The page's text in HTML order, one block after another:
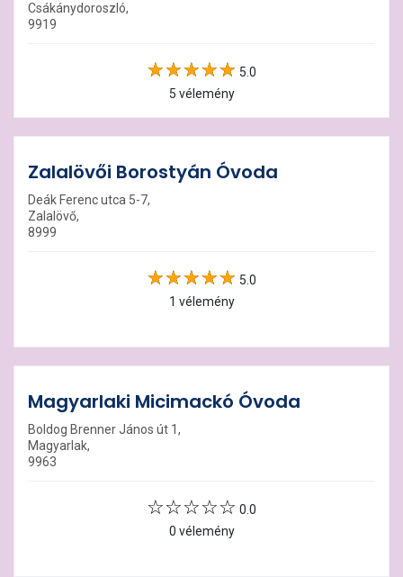
Csákánydoroszló,
9919
5.0
5 vélemény
Zalalövői Borostyán Óvoda
Deák Ferenc utca 5-7,
Zalalövő,
8999
5.0
1 vélemény
Magyarlaki Micimackó Óvoda
Boldog Brenner János út 1,
Magyarlak,
9963
0.0
0 vélemény